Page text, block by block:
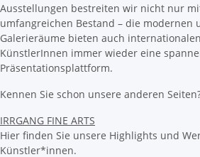
Ausstellungen bestreiten wir nicht nur
umfangreichen Bestand – die modernen
Galerieräume bieten auch
KünstlerInnen immer wieder eine
Präsentationsplattform.
Kennen Sie schon unsere anderen
IRRGANG FINE ARTS
Hier finden Sie unsere Highlights und
Künstler*innen.